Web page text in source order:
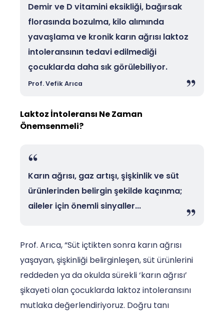
Demir ve D vitamini eksikliği, bağırsak
florasında bozulma, kilo alımında
yavaşlama ve kronik karın ağrısı laktoz
intoleransının tedavi edilmediği
çocuklarda daha sık görülebiliyor.
Prof. Vefik Arıca
Laktoz İntoleransı Ne Zaman
Önemsenmeli?
Karın ağrısı, gaz artışı, şişkinlik ve süt
ürünlerinden belirgin şekilde kaçınma;
aileler için önemli sinyaller...
Prof. Arıca, “Süt içtikten sonra karın ağrısı
yaşayan, şişkinliği belirginleşen, süt ürünlerini
reddeden ya da okulda sürekli ‘karın ağrısı’
şikayeti olan çocuklarda laktoz intoleransını
mutlaka değerlendiriyoruz. Doğru tanı